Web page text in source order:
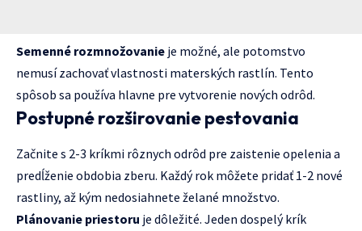
Semenné rozmnožovanie je možné, ale potomstvo
nemusí zachovať vlastnosti materských rastlín. Tento
spôsob sa používa hlavne pre vytvorenie nových odrôd.
Postupné rozširovanie pestovania
Začnite s 2-3 kríkmi rôznych odrôd pre zaistenie opelenia a
predĺženie obdobia zberu. Každý rok môžete pridať 1-2 nové
rastliny, až kým nedosiahnete želané množstvo.
Plánovanie priestoru je dôležité. Jeden dospelý krík